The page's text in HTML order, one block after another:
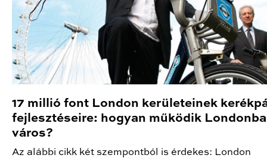
17 millió font London kerületeinek
fejlesztéseire: hogyan működik
város?
Az alábbi cikk két szempontból is érdekes: London